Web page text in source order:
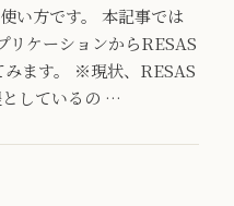
い方です。 本記事では
リケーションからRESAS
ます。 ※現状、RESAS
しているの …